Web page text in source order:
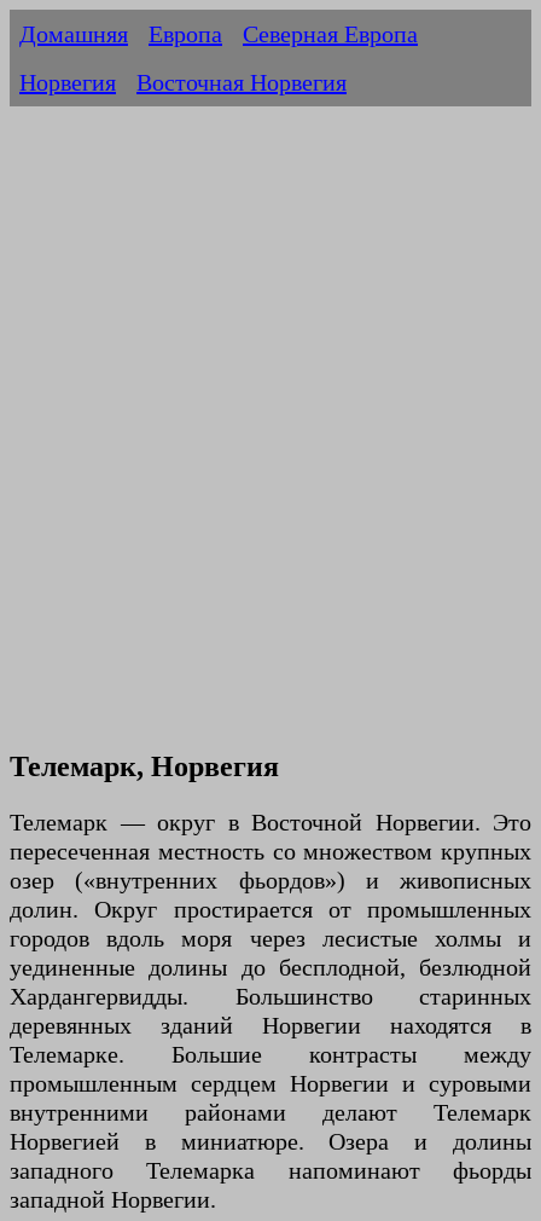
Домашняя Европа
Северная Европа
Норвегия
Восточная Норвегия
Телемарк, Норвегия
Телемарк — округ в Восточной Норвегии. Это
пересеченная местность со множеством крупных
озер («внутренних фьордов») и живописных
долин. Округ простирается от промышленных
городов вдоль моря через лесистые холмы и
уединенные долины до бесплодной, безлюдной
Хардангервидды. Большинство старинных
деревянных зданий Норвегии находятся в
Телемарке. Большие контрасты между
промышленным сердцем Норвегии и суровыми
внутренними районами делают Телемарк
Норвегией в миниатюре. Озера и долины
западного Телемарка напоминают фьорды
западной Норвегии.